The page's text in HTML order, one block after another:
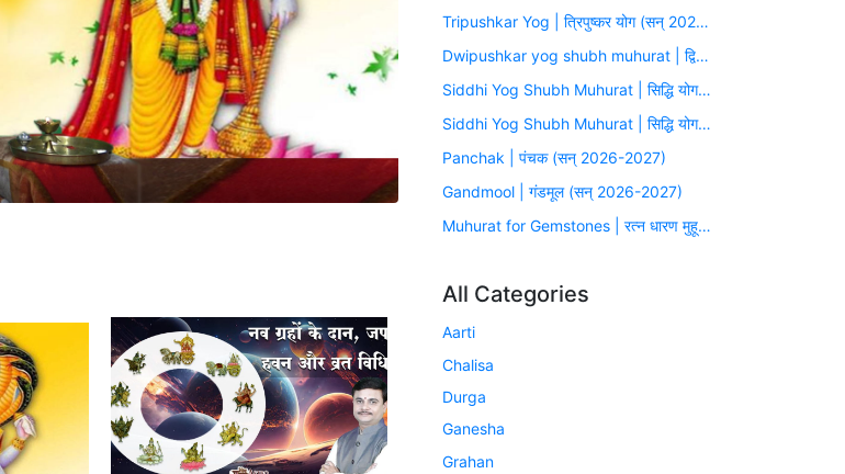
Tripushkar Yog | त्रिपुष्कर योग (सन् 2026-2027)
Dwipushkar yog shubh muhurat | द्विपुष्कर योग (सन् 2026-2027)
Siddhi Yog Shubh Muhurat | सिद्धि योग (सन् 2026-2027)
Siddhi Yog Shubh Muhurat | सिद्धि योग (सन् 2026-2027)
Panchak | पंचक (सन् 2026-2027)
Gandmool | गंडमूल (सन् 2026-2027)
Muhurat for Gemstones | रत्न धारण मुहूर्त (सन् 2026-2027)
All Categories
Aarti
Chalisa
Durga
Ganesha
Grahan